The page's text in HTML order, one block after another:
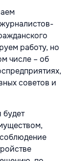
работу, но
числе – об
советов и